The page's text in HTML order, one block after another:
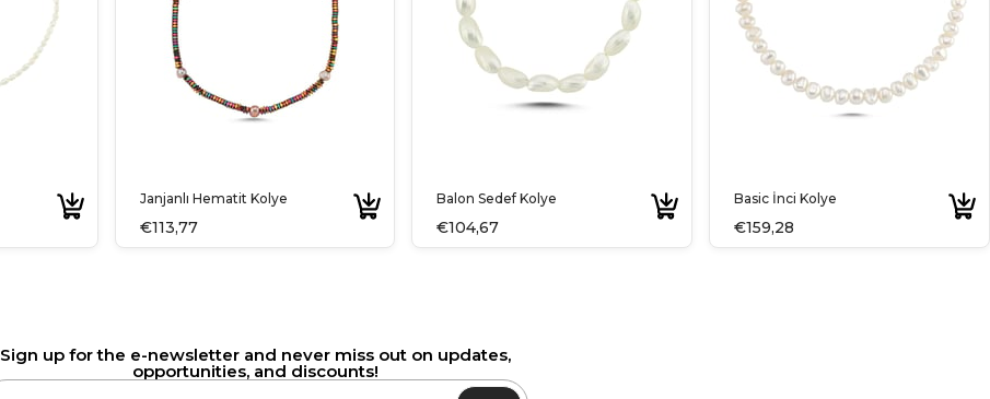
Janjanlı Hematit Kolye
€113,77
Balon Sedef Kolye
€104,67
Basic İnci Kolye
€159,28
Sign up for the e-newsletter and never miss out on updates,
opportunities, and discounts!